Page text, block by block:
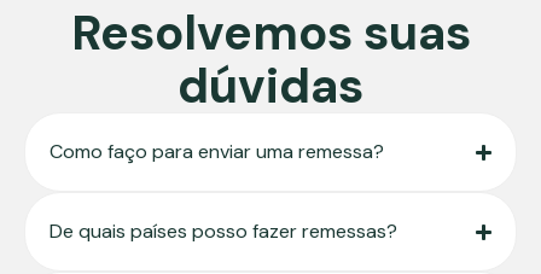
Resolvemos suas
dúvidas
Como faço para enviar uma remessa?
De quais países posso fazer remessas?